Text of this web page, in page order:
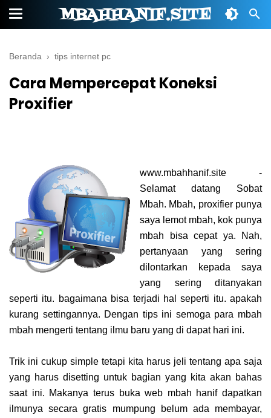
MBAHHANIF.SITE
Beranda › tips internet pc
Cara Mempercepat Koneksi
Proxifier
www.mbahhanif.site -
Selamat datang Sobat
Mbah. Mbah, proxifier punya
saya lemot mbah, kok punya
mbah bisa cepat ya. Nah,
pertanyaan yang sering
dilontarkan kepada saya
yang sering ditanyakan
seperti itu. bagaimana bisa terjadi hal seperti itu. apakah
kurang settingannya. Dengan tips ini semoga para mbah
mbah mengerti tentang ilmu baru yang di dapat hari ini.
Trik ini cukup simple tetapi kita harus jeli tentang apa saja
yang harus disetting untuk bagian yang kita akan bahas
saat ini. Makanya terus buka web mbah hanif dapatkan
ilmunya secara gratis mumpung belum ada membayar,